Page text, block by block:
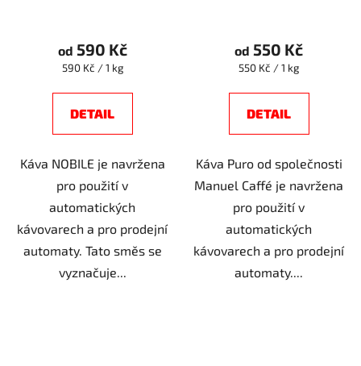
od 590 Kč
Měrná
590 Kč / 1 kg
DETAIL
Káva NOBILE je navržena
pro použití v
automatických
kávovarech a pro prodejní
automaty. Tato směs se
vyznačuje...
od 550 Kč
Měrná
550 Kč / 1 kg
DETAIL
Káva Puro od společnosti
Manuel Caffé je navržena
pro použití v
automatických
kávovarech a pro prodejní
automaty....